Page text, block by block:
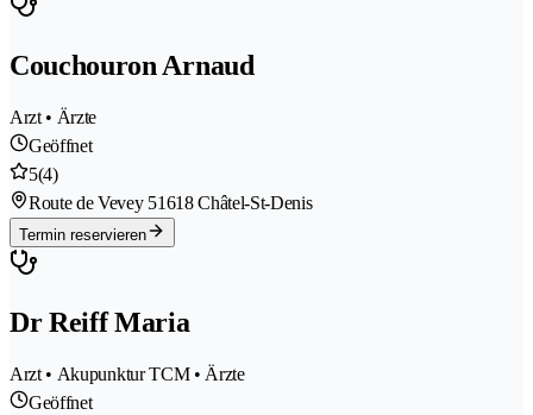
Couchouron Arnaud
Arzt • Ärzte
Geöffnet
5(4)
Route de Vevey 51618 Châtel-St-Denis
Termin reservieren
Dr Reiff Maria
Arzt • Akupunktur TCM • Ärzte
Geöffnet